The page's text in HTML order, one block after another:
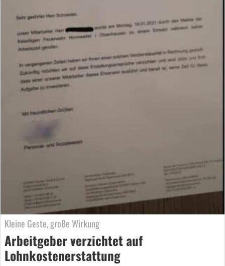
Kleine Geste, große Wirkung
Arbeitgeber verzichtet auf
Lohnkostenerstattung